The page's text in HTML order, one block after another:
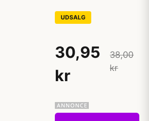
UDSALG
30,95
kr
38,00
kr